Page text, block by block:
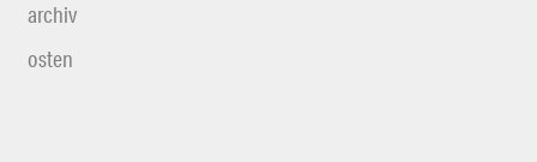
archiv
osten